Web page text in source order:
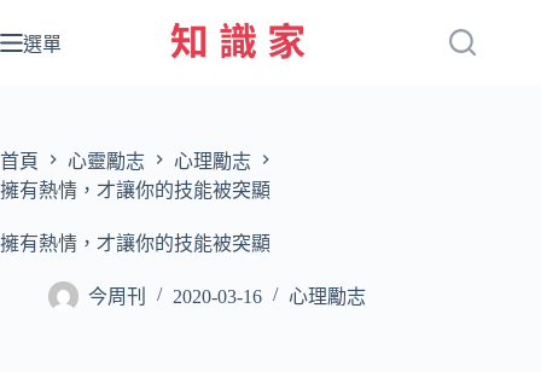
至
容
選單
首頁 心靈勵志
心理勵志
擁有熱情，才讓你的技能被突顯
擁有熱情，才讓你的技能被突顯
今周刊 2020-03-16 心理勵志